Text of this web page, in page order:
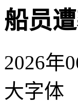
船员
2026年
大字体